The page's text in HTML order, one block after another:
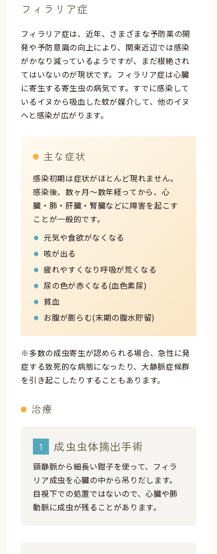
フィラリア症
フィラリア症は、近年、さまざまな予防薬の開
発や予防意識の向上により、関東近辺では感染
がかなり減っているようですが、まだ根絶され
てはいないのが現状です。フィラリア症は心臓
に寄生する寄生虫の病気です。すでに感染して
いるイヌから吸血した蚊が媒介して、他のイヌ
へと感染が広がります。
主な症状
感染初期は症状がほとんど現れません。
感染後、数ヶ月～数年経ってから、心
臓・肺・肝臓・腎臓などに障害を起こす
ことが一般的です。
元気や食欲がなくなる
咳が出る
疲れやすくなり呼吸が荒くなる
尿の色が赤くなる(血色素尿)
貧血
お腹が膨らむ(末期の腹水貯留)
※多数の成虫寄生が認められる場合、急性に発
症する致死的な病態になったり、大静脈症候群
を引き起こしたりすることもあります。
治療
1 成虫虫体摘出手術
頸静脈から細長い鉗子を使って、フィラ
リア成虫を心臓の中から吊りだします。
目視下での処置ではないので、心臓や肺
動脈に成虫が残ることがあります。